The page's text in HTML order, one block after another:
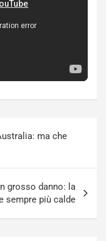
ma che
grosso danno: la
sempre più calde